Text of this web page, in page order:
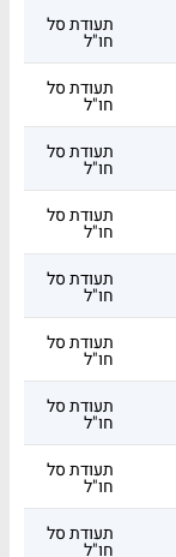
תעודת סל
חו"ל
תעודת סל
חו"ל
תעודת סל
חו"ל
תעודת סל
חו"ל
תעודת סל
חו"ל
תעודת סל
חו"ל
תעודת סל
חו"ל
תעודת סל
חו"ל
תעודת סל
חו"ל